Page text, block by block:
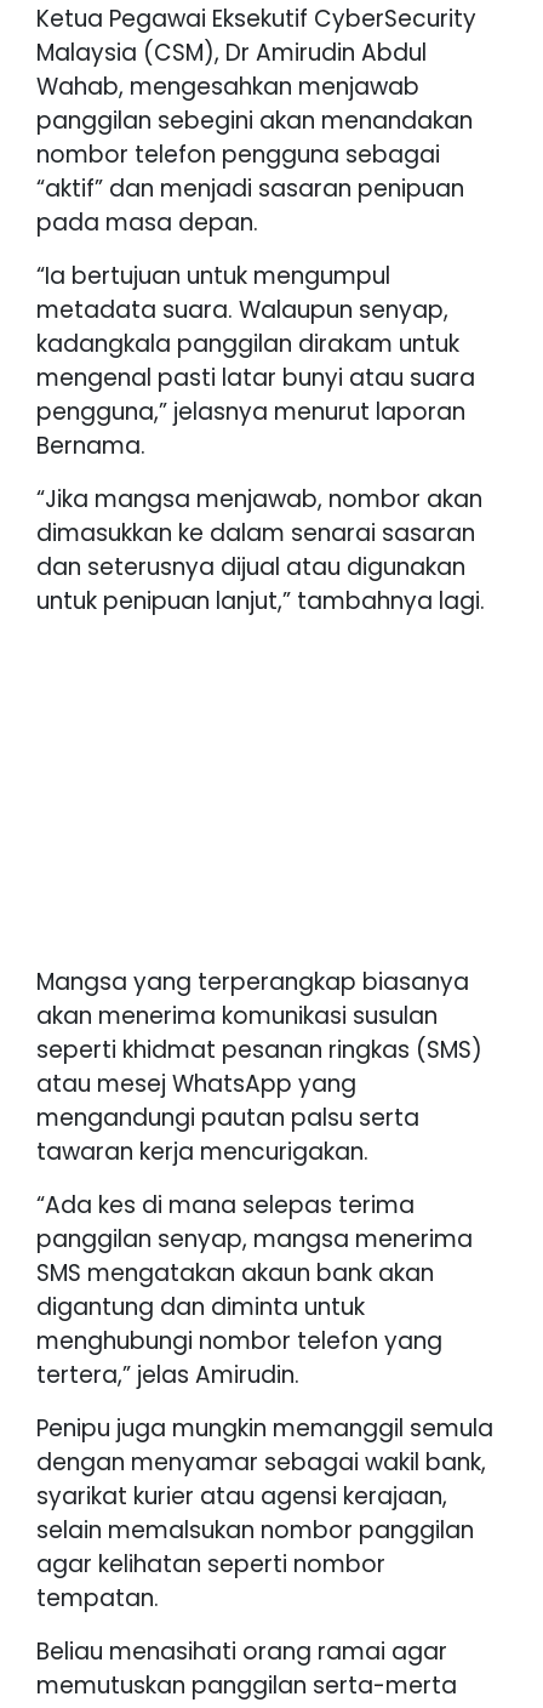
Ketua Pegawai Eksekutif CyberSecurity
Malaysia (CSM), Dr Amirudin Abdul
Wahab, mengesahkan menjawab
panggilan sebegini akan menandakan
nombor telefon pengguna sebagai
“aktif” dan menjadi sasaran penipuan
pada masa depan.
“Ia bertujuan untuk mengumpul
metadata suara. Walaupun senyap,
kadangkala panggilan dirakam untuk
mengenal pasti latar bunyi atau suara
pengguna,” jelasnya menurut laporan
Bernama.
“Jika mangsa menjawab, nombor akan
dimasukkan ke dalam senarai sasaran
dan seterusnya dijual atau digunakan
untuk penipuan lanjut,” tambahnya lagi.
Mangsa yang terperangkap biasanya
akan menerima komunikasi susulan
seperti khidmat pesanan ringkas (SMS)
atau mesej WhatsApp yang
mengandungi pautan palsu serta
tawaran kerja mencurigakan.
“Ada kes di mana selepas terima
panggilan senyap, mangsa menerima
SMS mengatakan akaun bank akan
digantung dan diminta untuk
menghubungi nombor telefon yang
tertera,” jelas Amirudin.
Penipu juga mungkin memanggil semula
dengan menyamar sebagai wakil bank,
syarikat kurier atau agensi kerajaan,
selain memalsukan nombor panggilan
agar kelihatan seperti nombor
tempatan.
Beliau menasihati orang ramai agar
memutuskan panggilan serta-merta